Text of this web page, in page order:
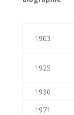
1903
1925
1930
1971